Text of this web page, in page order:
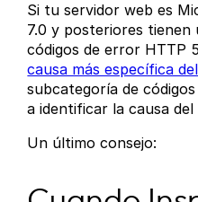
Si tu servidor web es
7.0 y posteriores
códigos de error HTTP
causa más específica
subcategoría de
a identificar la causa
Un último consejo: